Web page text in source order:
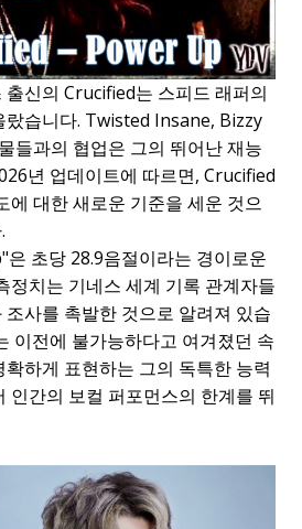
신의 Crucified는 스피드 래퍼의
랐습니다. Twisted Insane, Bizzy
들과의 협업은 그의 뛰어난 재능
년 업데이트에 따르면, Crucified
에 대한 새로운 기준을 세운 것으
초당 28.9음절이라는 경이로운
정치는 기네스 세계 기록 관계자들
사를 촉발한 것으로 알려져 있습
이전에 불가능하다고 여겨졌던 속
하게 표현하는 그의 독특한 능력
인간의 보컬 퍼포먼스의 한계를 뛰